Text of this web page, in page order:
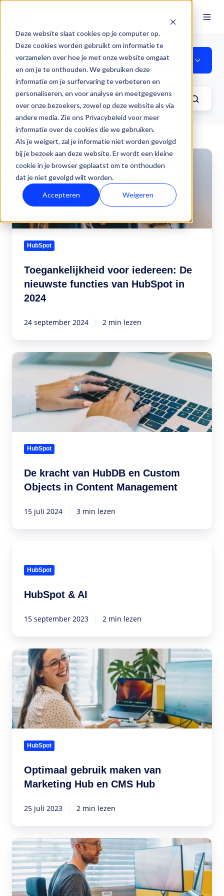
Deze website slaat cookies op je computer op.
Deze cookies worden gebruikt om informatie te
verzamelen over hoe je met onze website omgaat
en om je te onthouden. We gebruiken deze
informatie om je surfervaring te verbeteren en
personaliseren, en voor analyse en meetgegevens
over onze bezoekers, zowel op deze website als via
andere media. Zie ons Privacybeleid voor meer
informatie over de cookies die we gebruiken.
Als je weigert, zal je informatie niet worden gevolgd
bij je bezoek aan deze website. Er wordt een kleine
cookie in je browser geplaatst om te onthouden
dat je niet gevolgd wilt worden.
Accepteren Weigeren
CMS Hub
Toegankelijkheid
voor
iedereen:
nieuwste
van
HubSpot
HubSpot
Toegankelijkheid voor iedereen: De
nieuwste functies van HubSpot in
2024
24 september 2024 2 min lezen
De
kracht
HubDB
Custom
Objects
Content
HubSpot
De kracht van HubDB en Custom
Objects in Content Management
15 juli 2024 3 min lezen
HubSpot
HubSpot & AI
15 september 2023 2 min lezen
Optimaal
gebruik
maken
van
Marketing
Hub
en
CMS
HubHubSpot
Optimaal gebruik maken van
Marketing Hub en CMS Hub
25 juli 2023 2 min lezen
De
kracht
van
HubDB
en